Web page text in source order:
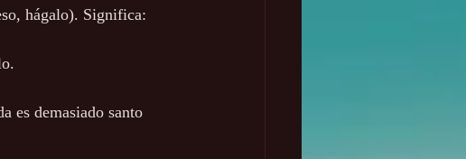
hágalo). Significa:
es demasiado santo